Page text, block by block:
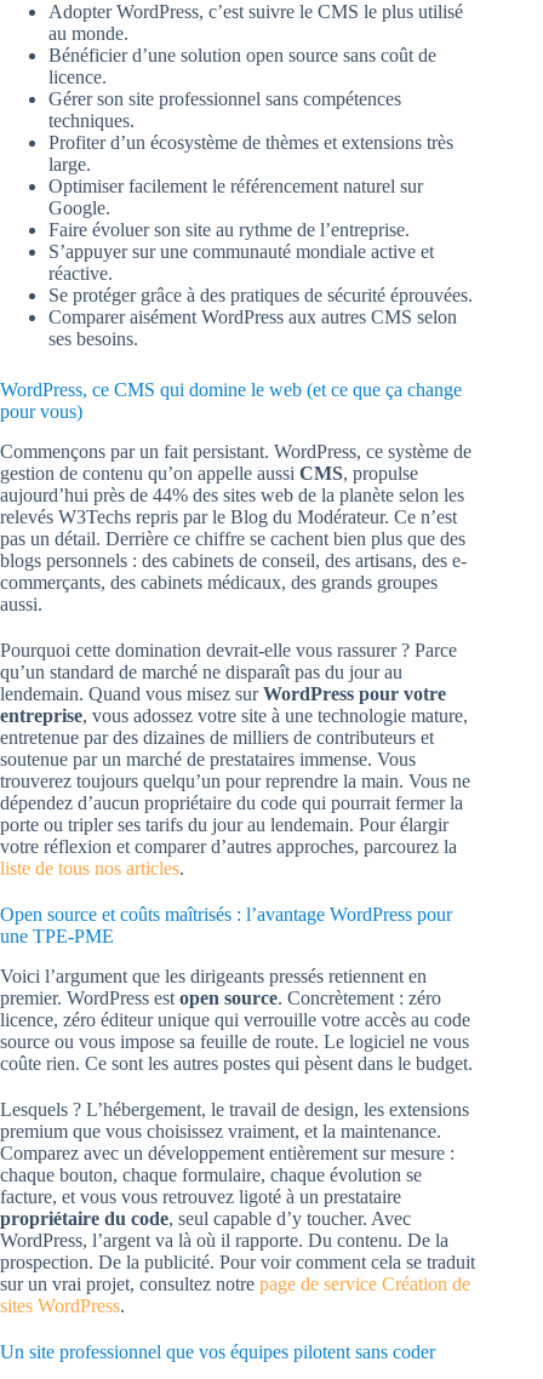
Adopter WordPress, c’est suivre le CMS le plus utilisé
au monde.
Bénéficier d’une solution open source sans coût de
licence.
Gérer son site professionnel sans compétences
techniques.
Profiter d’un écosystème de thèmes et extensions très
large.
Optimiser facilement le référencement naturel sur
Google.
Faire évoluer son site au rythme de l’entreprise.
S’appuyer sur une communauté mondiale active et
réactive.
Se protéger grâce à des pratiques de sécurité éprouvées.
Comparer aisément WordPress aux autres CMS selon
ses besoins.
WordPress, ce CMS qui domine le web (et ce que ça change
pour vous)
Commençons par un fait persistant. WordPress, ce système de
gestion de contenu qu’on appelle aussi CMS, propulse
aujourd’hui près de 44% des sites web de la planète selon les
relevés W3Techs repris par le Blog du Modérateur. Ce n’est
pas un détail. Derrière ce chiffre se cachent bien plus que des
blogs personnels : des cabinets de conseil, des artisans, des e-
commerçants, des cabinets médicaux, des grands groupes
aussi.
Pourquoi cette domination devrait-elle vous rassurer ? Parce
qu’un standard de marché ne disparaît pas du jour au
lendemain. Quand vous misez surWordPress pour votre
entreprise, vous adossez votre site à une technologie mature,
entretenue par des dizaines de milliers de contributeurs et
soutenue par un marché de prestataires immense. Vous
trouverez toujours quelqu’un pour reprendre la main. Vous ne
dépendez d’aucun propriétaire du code qui pourrait fermer la
porte ou tripler ses tarifs du jour au lendemain. Pour élargir
votre réflexion et comparer d’autres approches, parcourez la
liste de tous nos articles.
Open source et coûts maîtrisés : l’avantage WordPress pour
une TPE-PME
Voici l’argument que les dirigeants pressés retiennent en
premier. WordPress est open source. Concrètement : zéro
licence, zéro éditeur unique qui verrouille votre accès au code
source ou vous impose sa feuille de route. Le logiciel ne vous
coûte rien. Ce sont les autres postes qui pèsent dans le budget.
Lesquels ? L’hébergement, le travail de design, les extensions
premium que vous choisissez vraiment, et la maintenance.
Comparez avec un développement entièrement sur mesure :
chaque bouton, chaque formulaire, chaque évolution se
facture, et vous vous retrouvez ligoté à un prestataire
propriétaire du code, seul capable d’y toucher. Avec
WordPress, l’argent va là où il rapporte. Du contenu. De la
prospection. De la publicité. Pour voir comment cela se traduit
sur un vrai projet, consultez notre page de service Création de
sites WordPress.
Un site professionnel que vos équipes pilotent sans coder